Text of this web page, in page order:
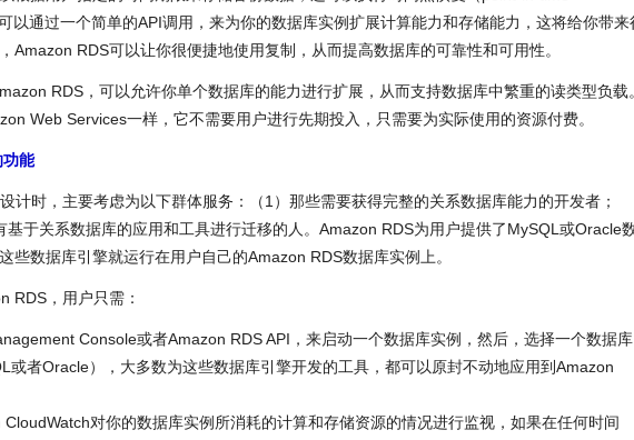
以通过一个简单的API调用，来为你的数据库实例扩展计算能力和存储能力，这将给你带来
Amazon RDS可以让你很便捷地使用复制，从而提高数据库的可靠性和可用性。
RDS，可以允许你单个数据库的能力进行扩展，从而支持数据库中繁重的读类型负载。
Web Services一样，它不需要用户进行先期投入，只需要为实际使用的资源付费。
能
计时，主要考虑为以下群体服务：（1）那些需要获得完整的关系数据库能力的开发者；
基于关系数据库的应用和工具进行迁移的人。Amazon RDS为用户提供了MySQL或Oracle
些数据库引擎就运行在用户自己的Amazon RDS数据库实例上。
RDS，用户只需：
Console或者Amazon RDS API，来启动一个数据库实例，然后，选择一个数据库
或者Oracle），大多数为这些数据库引擎开发的工具，都可以原封不动地应用到Amazon
对你的数据库实例所消耗的计算和存储资源的情况进行监视，如果在任何时间